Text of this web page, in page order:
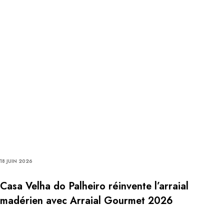
18 JUIN 2026
Casa Velha do Palheiro réinvente l’arraial
madérien avec Arraial Gourmet 2026